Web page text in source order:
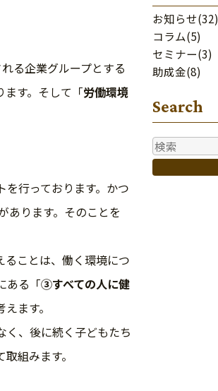
る企業グループとする
す。そして「労働環境
行っております。かつ
あります。そのことを
ことは、働く環境につ
ある「③すべての人に健
ます。
く、後に続く子どもたち
組みます。
お知らせ(32)
コラム(5)
セミナー(3)
助成金(8)
Search